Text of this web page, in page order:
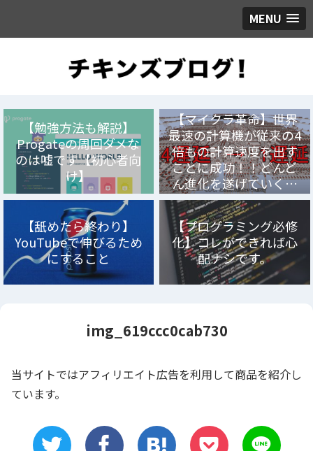
MENU
【勉強方法も解説】
Progateの周回ダメな
のは嘘です【初心者向
け】
【マイクラ革命】世界
最速の計算機が従来の4
倍もの計算速度を出す
ことに成功！！どんど
ん進化を遂げていく…
【舐めたら終わり】
YouTubeで伸びるため
にすること
【プログラミング必修
化】コレができれば心
配ナシです。
img_619ccc0cab730
当サイトではアフィリエイト広告を利用して商品を紹介し
ています。